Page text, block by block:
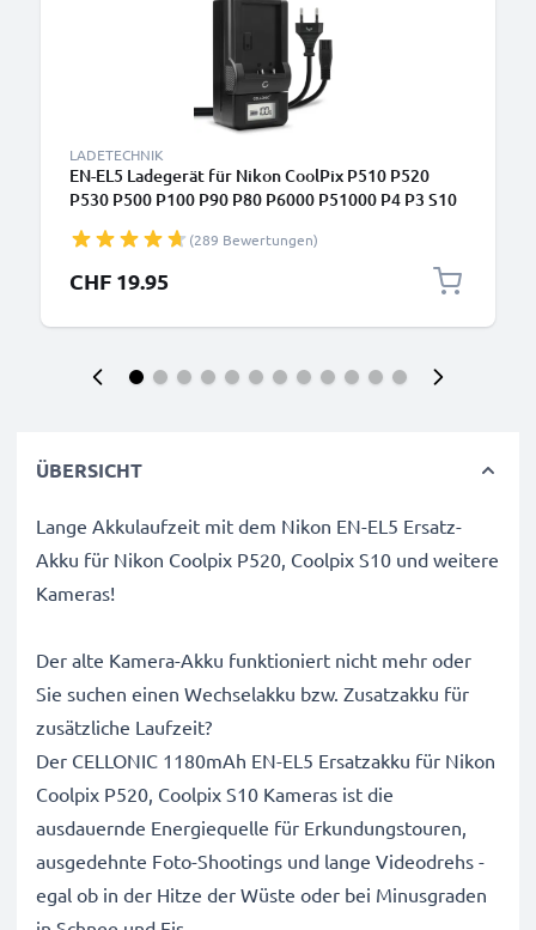
LADETECHNIK
EN-EL5 Ladegerät für Nikon CoolPix P510 P520
P530 P500 P100 P90 P80 P6000 P51000 P4 P3 S10
(289 Bewertungen)
CHF 19.95
ÜBERSICHT
Lange Akkulaufzeit mit dem Nikon EN-EL5 Ersatz-
Akku für Nikon Coolpix P520, Coolpix S10 und weitere
Kameras!
Der alte Kamera-Akku funktioniert nicht mehr oder
Sie suchen einen Wechselakku bzw. Zusatzakku für
zusätzliche Laufzeit?
Der CELLONIC 1180mAh EN-EL5 Ersatzakku für Nikon
Coolpix P520, Coolpix S10 Kameras ist die
ausdauernde Energiequelle für Erkundungstouren,
ausgedehnte Foto-Shootings und lange Videodrehs -
egal ob in der Hitze der Wüste oder bei Minusgraden